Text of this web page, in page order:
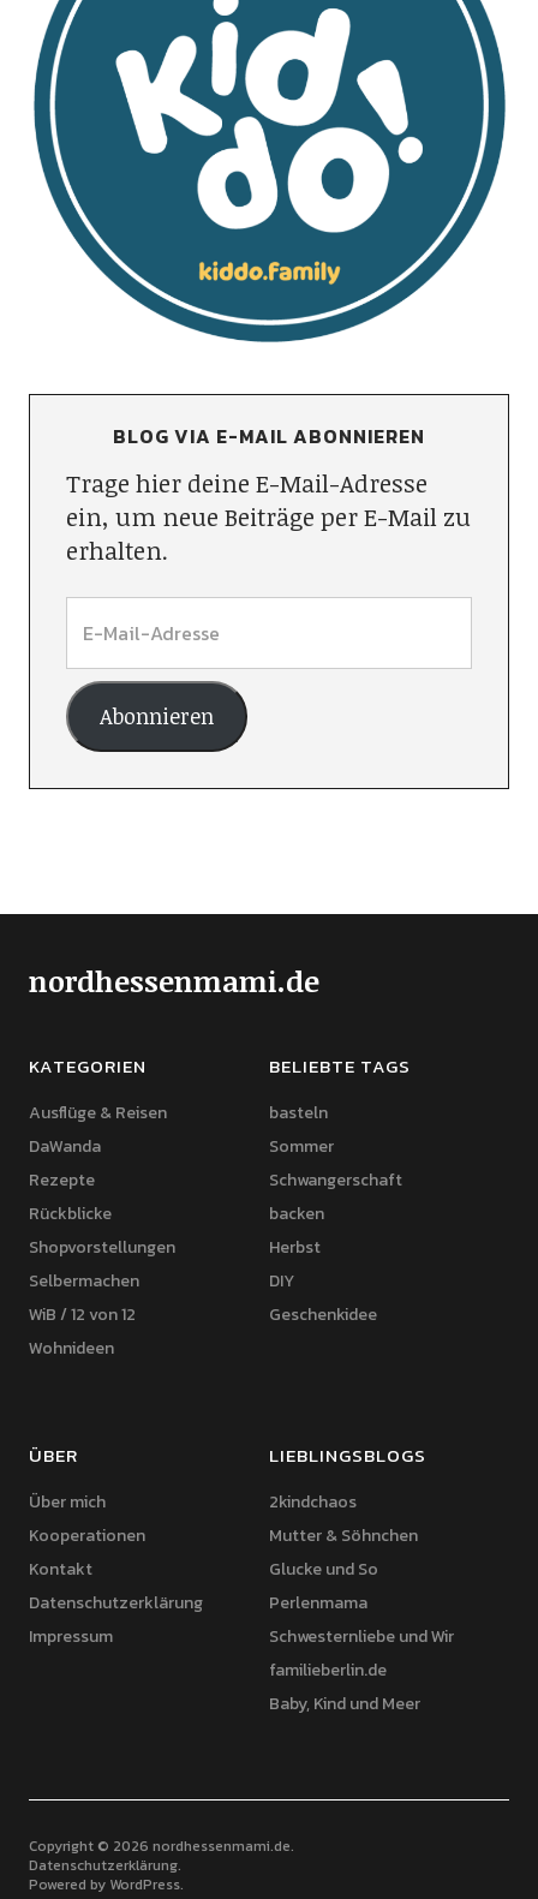
BLOG VIA E-MAIL ABONNIEREN
Trage hier deine E-Mail-Adresse
ein, um neue Beiträge per E-Mail zu
erhalten.
Abonnieren
nordhessenmami.de
KATEGORIEN
Ausflüge & Reisen
DaWanda
Rezepte
Rückblicke
Shopvorstellungen
Selbermachen
WiB / 12 von 12
Wohnideen
BELIEBTE TAGS
basteln
Sommer
Schwangerschaft
backen
Herbst
DIY
Geschenkidee
ÜBER
Über mich
Kooperationen
Kontakt
Datenschutzerklärung
Impressum
LIEBLINGSBLOGS
2kindchaos
Mutter & Söhnchen
Glucke und So
Perlenmama
Schwesternliebe und Wir
familieberlin.de
Baby, Kind und Meer
Copyright © 2026 nordhessenmami.de
Datenschutzerklärung
Powered by WordPress